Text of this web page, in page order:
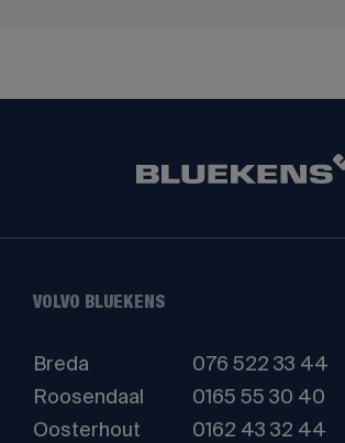
VOLVO BLUEKENS
Breda
076 522 33 44
Roosendaal
0165 55 30 40
Oosterhout
0162 43 32 44